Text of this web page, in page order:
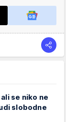
se niko ne
slobodne